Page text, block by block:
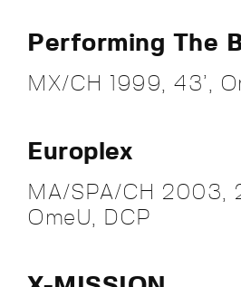
Performing The
MX/CH 1999, 43’,
Europlex
MA/SPA/CH 2003,
OmeU, DCP